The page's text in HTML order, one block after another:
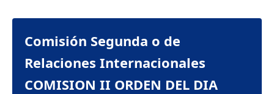
Comisión Segunda o de
Relaciones Internacionales
COMISION II ORDEN DEL DIA